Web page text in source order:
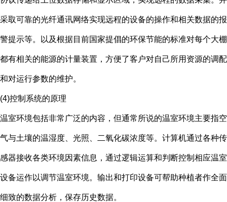
采取可靠的光纤通讯网络实现远程的设备的操作和相关数据的报
警提示等。以及根据目前国家提倡的环保节能的标准对每个大棚
都有相关的能源的计量装置，方便了客户对自己所用资源的调配
和对运行参数的维护。
(4)控制系统的原理
温室环境包括非常广泛的内容，但通常所说的温室环境主要指空
气与土壤的温湿度、光照、二氧化碳浓度等。计算机通过各种传
感器接收各类环境因素信息，通过逻辑运算和判断控制相应温室
设备运作以调节温室环境。输出和打印设备可帮助种植者作全面
细致的数据分析，保存历史数据。